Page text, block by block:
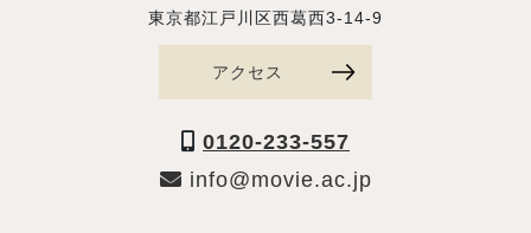
東京都江戸川区西葛西3-14-9
アクセス
0120-233-557
info@movie.ac.jp